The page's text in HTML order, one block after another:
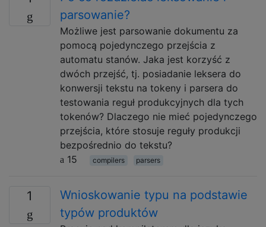
parsowanie?
Możliwe jest parsowanie dokumentu za
pomocą pojedynczego przejścia z
automatu stanów. Jaka jest korzyść z
dwóch przejść, tj. posiadanie leksera do
konwersji tekstu na tokeny i parsera do
testowania reguł produkcyjnych dla tych
tokenów? Dlaczego nie mieć pojedynczego
przejścia, które stosuje reguły produkcji
bezpośrednio do tekstu?
15
compilers parsers
1
Wnioskowanie typu na podstawie
typów produktów